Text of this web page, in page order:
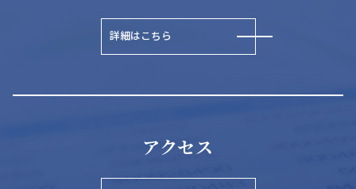
詳細はこちら
アクセス